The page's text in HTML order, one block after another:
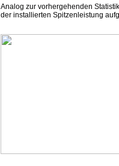
Analog zur vorhergehenden
der installierten Spitzenleistung